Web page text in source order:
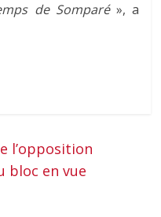
de Somparé», a
l’opposition
bloc en vue